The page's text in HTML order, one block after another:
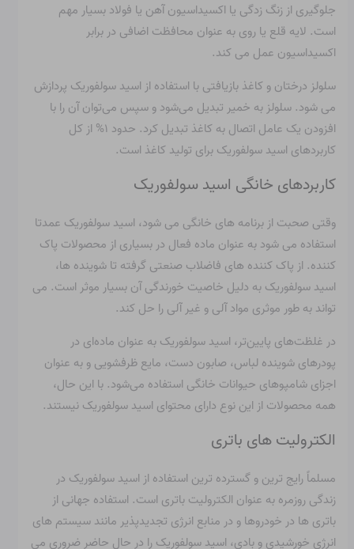
جلوگیری از زنگ زدگی یا اکسیداسیون آهن یا فولاد بسیار مهم
است. لایه قلع یا روی به عنوان محافظت اضافی در برابر
اکسیداسیون عمل می کند.
سلولز درختان و کاغذ بازیافتی با استفاده از اسید سولفوریک پردازش
می شود. سلولز به خمیر تبدیل می‌شود و سپس می‌توان آن را با
افزودن یک عامل اتصال به کاغذ تبدیل کرد. حدود ۱% از کل
کاربردهای اسید سولفوریک برای تولید کاغذ است.
کاربردهای خانگی اسید سولفوریک
وقتی صحبت از برنامه های خانگی می شود، اسید سولفوریک عمدتا
استفاده می شود به عنوان ماده فعال در بسیاری از محصولات پاک
کننده. از پاک کننده های فاضلاب صنعتی گرفته تا شوینده ها،
اسید سولفوریک به دلیل خاصیت خورندگی آن بسیار موثر است. می
تواند به طور موثری مواد آلی و غیر آلی را حل کند.
در غلظت‌های پایین‌تر، اسید سولفوریک به عنوان ماده‌ای در
پودرهای شوینده لباس، صابون دست، مایع ظرفشویی و به عنوان
اجزای شامپوهای حیوانات خانگی استفاده می‌شود. با این حال،
همه محصولات از این نوع دارای محتوای اسید سولفوریک نیستند.
الکترولیت های باتری
مسلماً رایج ترین و گسترده ترین استفاده از اسید سولفوریک در
زندگی روزمره به عنوان الکترولیت باتری است. استفاده جهانی از
باتری ها در خودروها و در منابع انرژی تجدیدپذیر مانند سیستم های
انرژی خورشیدی و بادی، اسید سولفوریک را در حال حاضر ضروری می